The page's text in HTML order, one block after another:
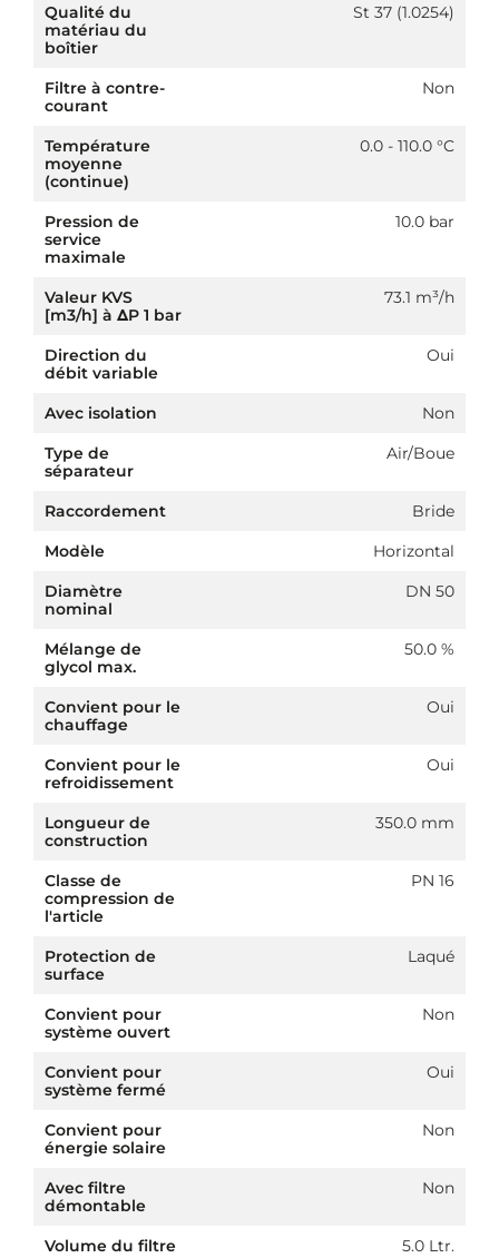
Qualité du
matériau du
boîtier
St 37 (1.0254)
Filtre à contre-
courant
Non
Température
moyenne
(continue)
0.0 - 110.0 °C
Pression de
service
maximale
10.0 bar
Valeur KVS
[m3/h] à ΔP 1 bar
73.1 m³/h
Direction du
débit variable
Oui
Avec isolation
Non
Type de
séparateur
Air/Boue
Raccordement
Bride
Modèle
Horizontal
Diamètre
nominal
DN 50
Mélange de
glycol max.
50.0 %
Convient pour le
chauffage
Oui
Convient pour le
refroidissement
Oui
Longueur de
construction
350.0 mm
Classe de
compression de
l'article
PN 16
Protection de
surface
Laqué
Convient pour
système ouvert
Non
Convient pour
système fermé
Oui
Convient pour
énergie solaire
Non
Avec filtre
démontable
Non
Volume du filtre
5.0 Ltr.